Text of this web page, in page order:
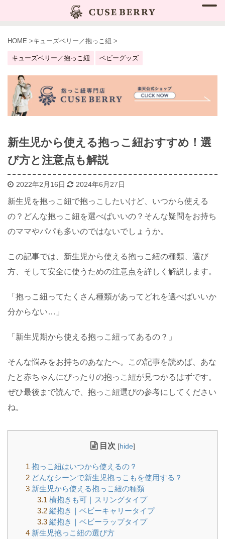
HOME >キューズベリー／抱っこ紐 >
キューズベリー／抱っこ紐 ベビーグッズ
新生児から使える抱っこ紐おすすめ！選
び方と注意点も解説
2022年2月16日 2024年6月27日
新生児を抱っこ紐で抱っこしたいけど、いつから使える
の？どんな抱っこ紐を選べばいいの？そんな疑問をお持ち
のママやパパも多いのではないでしょうか。
この記事では、新生児から使える抱っこ紐の種類、選び
方、そして安全に使うための注意点を詳しく解説します。
「抱っこ紐ってたくさん種類があってどれを選べばいいか
分からない…」
「新生児期から使える抱っこ紐ってあるの？」
そんな悩みをお持ちのあなたへ。この記事を読めば、あな
たと赤ちゃんにぴったりの抱っこ紐が見つかるはずです。
ぜひ最後まで読んで、抱っこ紐選びの参考にしてください
ね。
目次 [hide]
1 抱っこ紐はいつから使えるの？
2 どんなシーンで新生児抱っこもを使用する？
3 新生児から使える抱っこ紐の種類
3.1 横抱きも可｜スリングタイプ
3.2縦抱き｜ベビーキャリータイプ
3.3縦抱き｜ベビーラップタイプ
4 新生児抱っこ紐の選び方